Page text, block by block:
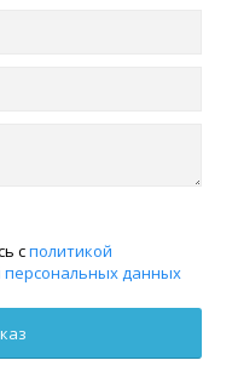
сполитикой
персональных данных